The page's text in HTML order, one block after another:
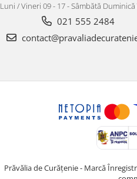
Luni / Vineri 09 - 17 - Sâmbătă
021 555 2484
Prăvălia de Curățenie - Marcă